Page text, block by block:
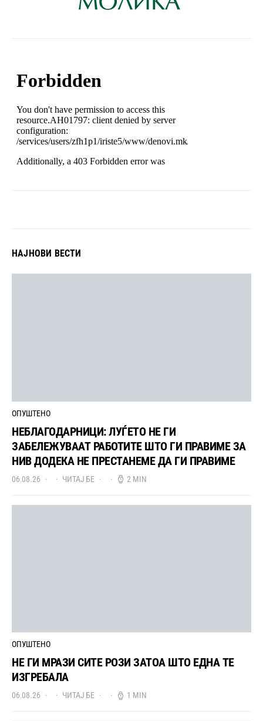
НАЈНОВИ ВЕСТИ
ОПУШТЕНО
НЕБЛАГОДАРНИЦИ: ЛУЃЕТО НЕ ГИ
ЗАБЕЛЕЖУВААТ РАБОТИТЕ ШТО ГИ ПРАВИМЕ ЗА
НИВ ДОДЕКА НЕ ПРЕСТАНЕМЕ ДА ГИ ПРАВИМЕ
06.08.26 ЧИТАЈ БЕ 2 MIN
ОПУШТЕНО
НЕ ГИ МРАЗИ СИТЕ РОЗИ ЗАТОА ШТО ЕДНА ТЕ
ИЗГРЕБАЛА
06.08.26 ЧИТАЈ БЕ 1 MIN